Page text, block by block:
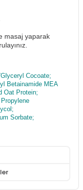
masaj yaparak
Cocoate;
Betainamide MEA
Oat Protein;
Sorbate;